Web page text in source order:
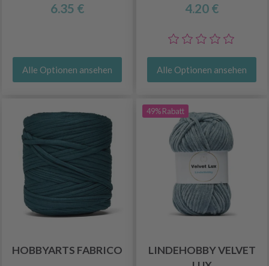
6.35 €
Alle Optionen ansehen
4.20 €
Alle Optionen ansehen
HOBBYARTS FABRICO
49% Rabatt
LINDEHOBBY VELVET